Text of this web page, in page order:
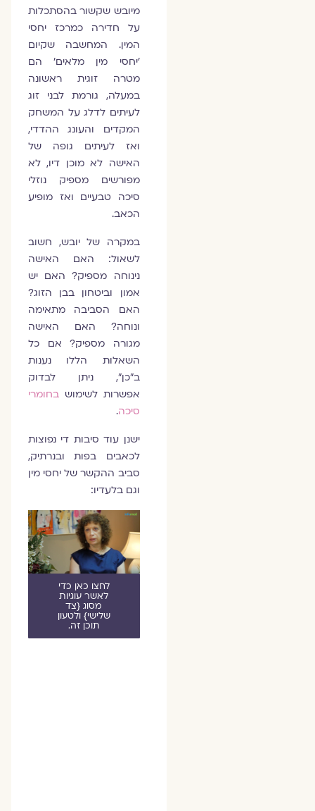
מיובש שקשור בהסתכלות
על חדירה כמרכז יחסי
המין. המחשבה שקיום
'יחסי מין מלאים' הם
מטרה זוגית ראשונה
במעלה, גורמת לבני זוג
לעיתים לדלג על המשחק
המקדים והעונג ההדדי,
ואז לעיתים גופה של
האישה לא מוכן דיו, לא
מפורשים מספיק נוזלי
סיכה טבעיים ואז מופיע
הכאב.
במקרה של יובש, חשוב
לשאול: האם האישה
נינוחה מספיק? האם יש
אמון וביטחון בבן הזוג?
האם הסביבה מתאימה
ונוחה? האם האישה
מגורה מספיק? אם כל
השאלות הללו נענות
ב"כן", ניתן לבדוק
אפשרות לשימושבחומרי
סיכה.
ישנן עוד סיבות די נפוצות
לכאבים בפות ובנרתיק,
סביב ההקשר של יחסי מין
וגם בלעדיו:
לחצו כאן כדי
לאשר עוגיות
מסוג {צד
שלישי} ולטעון
תוכן זה.